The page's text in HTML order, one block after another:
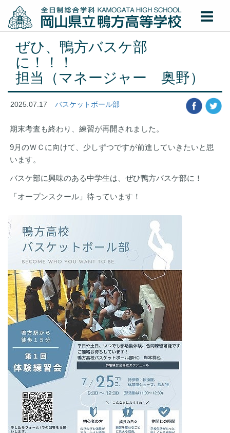
ぜひ、鴨方バスケ部
に！！
担当（マネージャー 奥野）
2025.07.17 バスケットボール部
期末考査も終わり、練習が再開されました。
9月のＷＣに向けて、少しずつですが前進していきたいと思
います。
バスケ部に興味のある中学生は、ぜひ鴨方バスケ部に！
「オープンスクール」待っています！